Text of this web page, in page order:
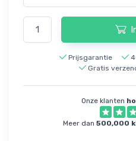
Prijsgarantie
Gratis
Onze klanten
Meer dan 500,000